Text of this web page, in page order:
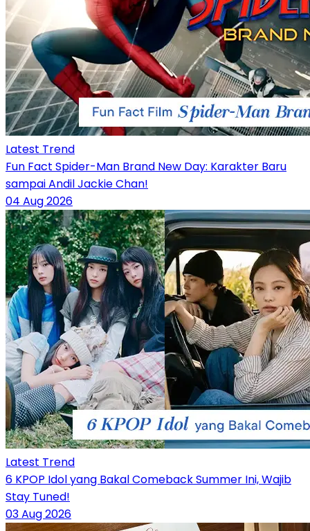
Latest Trend
Fun Fact Spider-Man Brand New Day: Karakter Baru
sampai Andil Jackie Chan!
04 Aug 2026
Latest Trend
6 KPOP Idol yang Bakal Comeback Summer Ini, Wajib
Stay Tuned!
03 Aug 2026